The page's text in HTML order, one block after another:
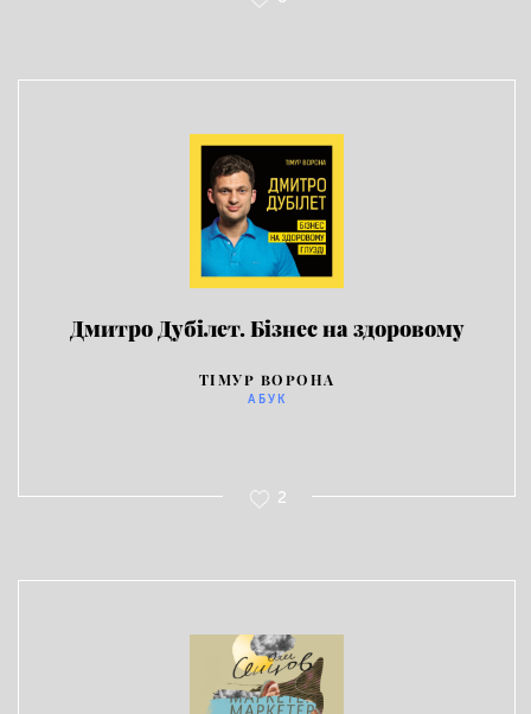
Дмитро Дубілет. Бізнес на здоровому
ТІМУР ВОРОНА
АБУК
2